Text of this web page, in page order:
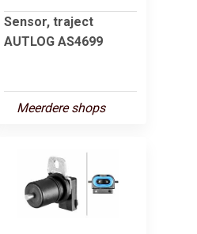
Sensor, traject
AUTLOG AS4699
Meerdere shops